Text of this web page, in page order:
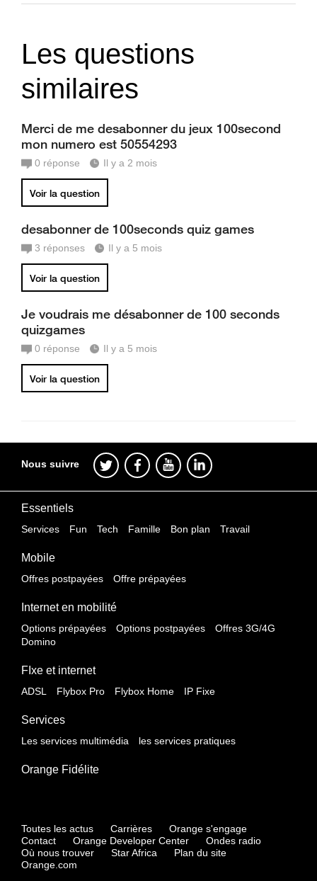
Les questions
similaires
Merci de me desabonner du jeux 100second
mon numero est 50554293
0 réponse Il y a 2 mois
Voir la question
desabonner de 100seconds quiz games
3 réponses Il y a 5 mois
Voir la question
Je voudrais me désabonner de 100 seconds
quizgames
0 réponse Il y a 5 mois
Voir la question
Nous suivre
Essentiels
Services Fun Tech Famille Bon plan Travail
Mobile
Offres postpayées Offre prépayées
Internet en mobilité
Options prépayées Options postpayées
Offres 3G/4G
Domino
FIxe et internet
ADSL Flybox Pro Flybox Home IP Fixe
Services
Les services multimédia les services pratiques
Orange Fidélite
Toutes les actus Carrières
Orange s'engage
Contact
Orange Developer Center
Ondes radio
Où nous trouver
Star Africa
Plan du site
Orange.com